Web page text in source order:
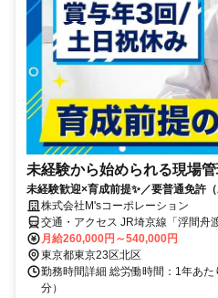
未経験から始められる現場
未経験歓迎×育成前提✨／要普通免許
株式会社M'sコーポレーション
交通・アクセス JR埼京線「浮間舟
月給260,000円～540,000円
東京都東京23区北区
勤務時間詳細 総労働時間：1年あ
分）